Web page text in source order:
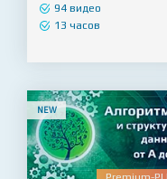
начинающих + 3
проекта в портфолио!
NEW